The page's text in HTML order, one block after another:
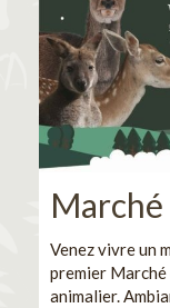
Venez vivre un
premier
animalier.